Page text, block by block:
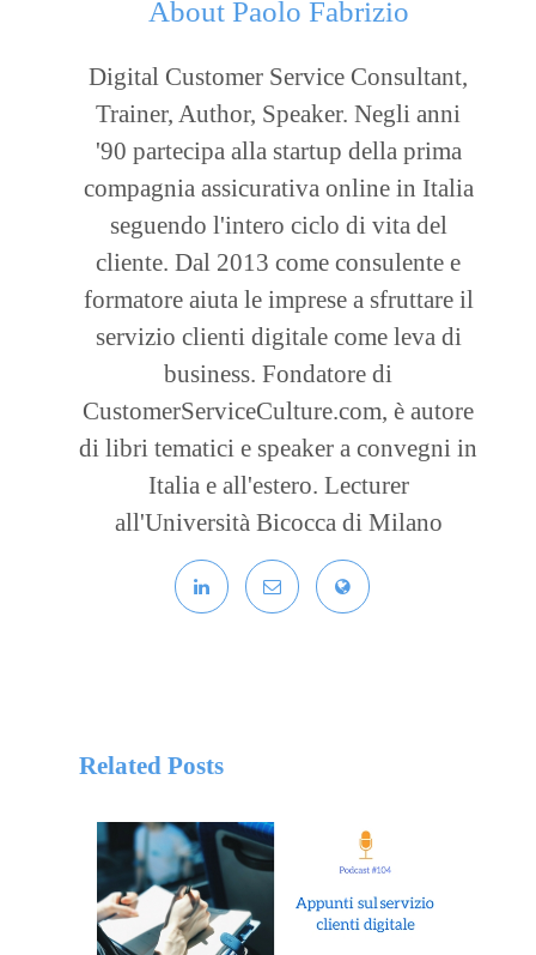
About Paolo Fabrizio
Digital Customer Service Consultant,
Trainer, Author, Speaker. Negli anni
'90 partecipa alla startup della prima
compagnia assicurativa online in Italia
seguendo l'intero ciclo di vita del
cliente. Dal 2013 come consulente e
formatore aiuta le imprese a sfruttare il
servizio clienti digitale come leva di
business. Fondatore di
CustomerServiceCulture.com, è autore
di libri tematici e speaker a convegni in
Italia e all'estero. Lecturer
all'Università Bicocca di Milano
Related Posts